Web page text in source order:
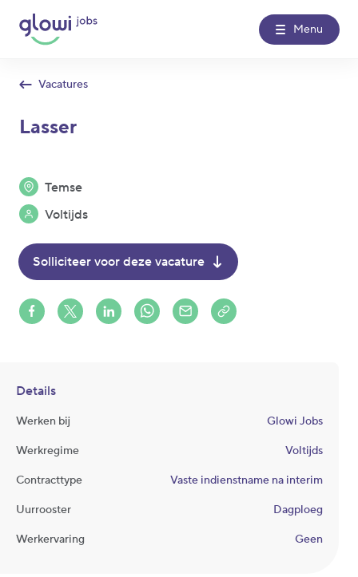
Menu
Glowi Glowi Jobs Het Poetsbureau
Nieuws
Vacatures
Lasser
Share on Facebook
Share on X (formerly Twitter)
Share on LinkedIn
Share via Whatsapp
Share via MailCopy to clipboard
Temse
Voltijds
Solliciteer voor deze vacature
Details
Werken bij Glowi Jobs
Werkregime Voltijds
Contracttype Vaste indienstname na interim
Uurrooster Dagploeg
Werkervaring Geen